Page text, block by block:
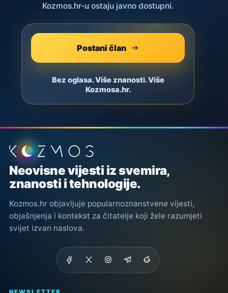
Kozmos.hr-u ostaju javno dostupni.
Postani član
Bez oglasa. Više znanosti. Više
Kozmosa.hr.
Podnožje stranice
Neovisne vijesti iz svemira,
znanosti i tehnologije.
Kozmos.hr objavljuje popularnoznanstvene vijesti,
objašnjenja i kontekst za čitatelje koji žele razumjeti
svijet izvan naslova.